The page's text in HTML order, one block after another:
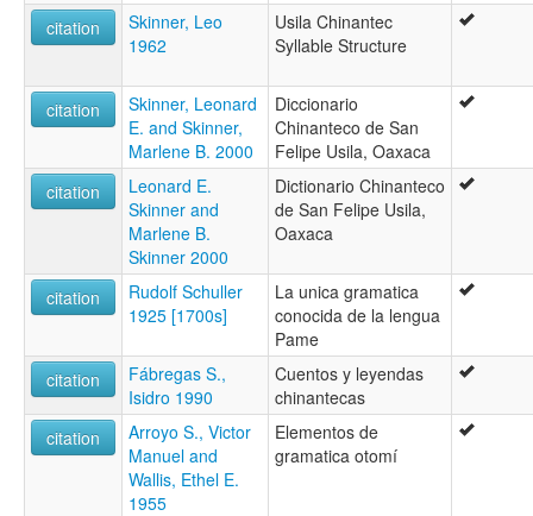
citation
Skinner, Leo
1962
Usila Chinantec
Syllable Structure
citation
Skinner, Leonard
E. and Skinner,
Marlene B. 2000
Diccionario
Chinanteco de San
Felipe Usila, Oaxaca
citation
Leonard E.
Skinner and
Marlene B.
Skinner 2000
Dictionario Chinanteco
de San Felipe Usila,
Oaxaca
citation
Rudolf Schuller
1925 [1700s]
La unica gramatica
conocida de la lengua
Pame
citation
Fábregas S.,
Isidro 1990
Cuentos y leyendas
chinantecas
citation
Arroyo S., Victor
Manuel and
Wallis, Ethel E.
1955
Elementos de
gramatica otomí